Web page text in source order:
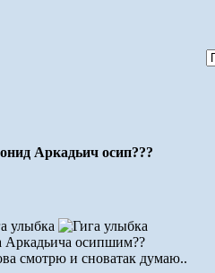
Аркадьич осип???
Аркадьича осипшим??
смотрю и сноватак думаю..